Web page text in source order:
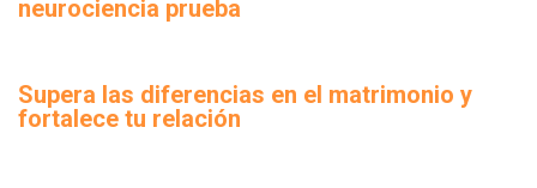
neurociencia prueba
Supera las diferencias en el matrimonio y
fortalece tu relación